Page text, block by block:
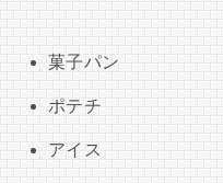
菓子パン
ポテチ
アイス